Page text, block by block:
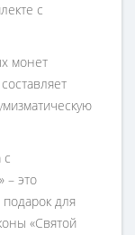
с
монет
с
– это
для
«Святой